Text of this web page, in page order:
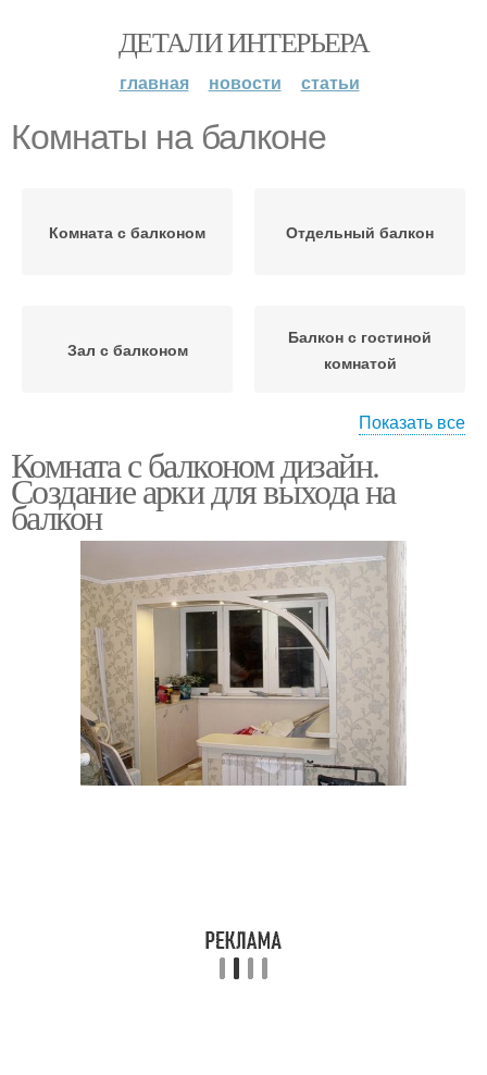
ДЕТАЛИ ИНТЕРЬЕРА
главная новости статьи
Комнаты на балконе
Комната с балконом Отдельный балкон
Зал с балконом
Балкон с гостиной
комнатой
Детская комната Комнаты с балконом
Комнаты с лоджией
Показать все
Комната с балконом дизайн.
Создание арки для выхода на
балкон